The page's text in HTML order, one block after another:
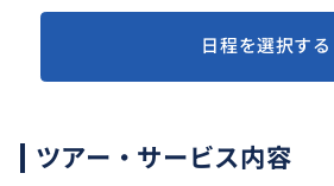
日程を選択する
ツアー・サービス内容